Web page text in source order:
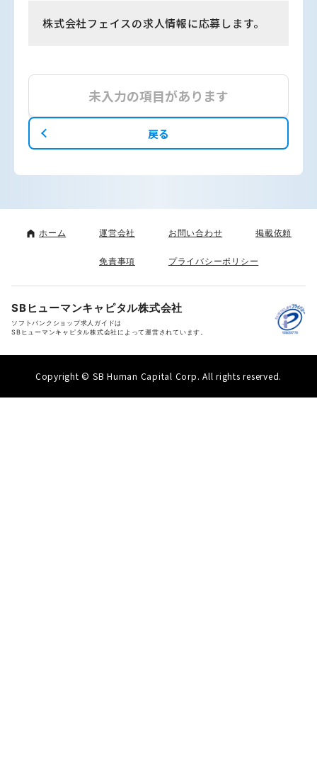
株式会社フェイスの求人情報に応募します。
未入力の項目があります
戻る
ホーム 運営会社 お問い合わせ 掲載依頼
免責事項 プライバシーポリシー
SBヒューマンキャピタル株式会社
ソフトバンクショップ求人ガイドは
SBヒューマンキャピタル株式会社によって運営されています。
Copyright © SB Human Capital Corp. All rights reserved.